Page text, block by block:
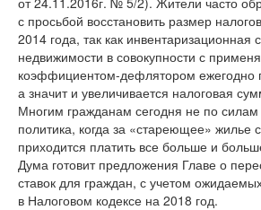
с просьбой восстановить размер
2014 года, так как инвентаризационная
недвижимости в совокупности с
коэффициентом-дефлятором ежегодно
а значит и увеличивается налоговая
Многим гражданам сегодня не по силам
политика, когда за «стареющее» жилье
приходится платить все больше и
Дума готовит предложения Главе о
ставок для граждан, с учетом
в Налоговом кодексе на 2018 год.